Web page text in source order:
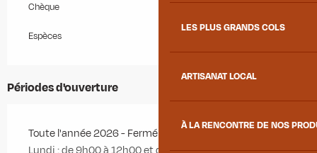
LES PLUS GRANDS COLS
ARTISANAT LOCAL
À LA RENCONTRE DE NOS
Chèque
Espèces
Périodes d'ouverture
Toute l'année 2026 - Fermé le dimanche